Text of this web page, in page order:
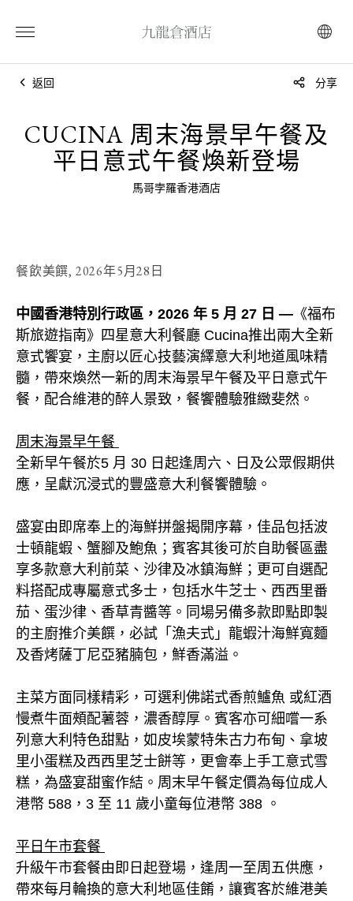
返回 分享
CUCINA 周末海景早午餐及
平日意式午餐煥新登場
馬哥孛羅香港酒店
餐飲美饌, 2026年5月28日
中國香港特別行政區，2026 年 5 月 27 日 — 《福布
斯旅遊指南》四星意大利餐廳 Cucina推出兩大全新
意式饗宴，主廚以匠心技藝演繹意大利地道風味精
髓，帶來煥然一新的周末海景早午餐及平日意式午
餐，配合維港的醉人景致，餐饗體驗雅緻斐然。
周末海景早午餐
全新早午餐於5 月 30 日起逢周六、日及公眾假期供
應，呈獻沉浸式的豐盛意大利餐饗體驗。
盛宴由即席奉上的海鮮拼盤揭開序幕，佳品包括波
士頓龍蝦、蟹腳及鮑魚；賓客其後可於自助餐區盡
享多款意大利前菜、沙律及冰鎮海鮮；更可自選配
料搭配成專屬意式多士，包括水牛芝士、西西里番
茄、蛋沙律、香草青醬等。同場另備多款即點即製
的主廚推介美饌，必試「漁夫式」龍蝦汁海鮮寬麵
及香烤薩丁尼亞豬腩包，鮮香滿溢。
主菜方面同樣精彩，可選利佛諾式香煎鱸魚 或紅酒
慢煮牛面頰配薯蓉，濃香醇厚。賓客亦可細嚐一系
列意大利特色甜點，如皮埃蒙特朱古力布甸、拿坡
里小蛋糕及西西里芝士餅等，更會奉上手工意式雪
糕，為盛宴甜蜜作結。周末早午餐定價為每位成人
港幣 588，3 至 11 歲小童每位港幣 388 。
平日午市套餐
升級午市套餐由即日起登場，逢周一至周五供應，
帶來每月輪換的意大利地區佳餚，讓賓客於維港美